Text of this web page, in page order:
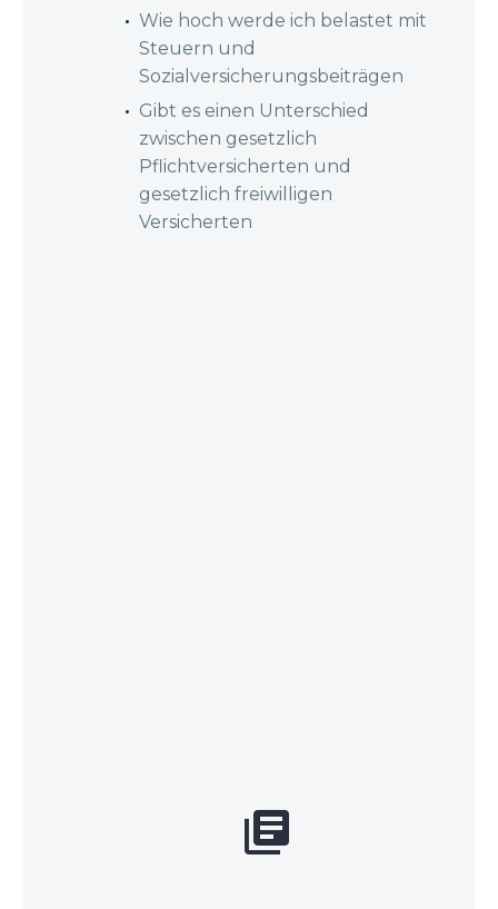
Wie hoch werde ich belastet mit
Steuern und
Sozialversicherungsbeiträgen
Gibt es einen Unterschied
zwischen gesetzlich
Pflichtversicherten und
gesetzlich freiwilligen
Versicherten

